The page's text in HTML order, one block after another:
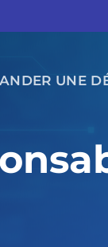
UNE